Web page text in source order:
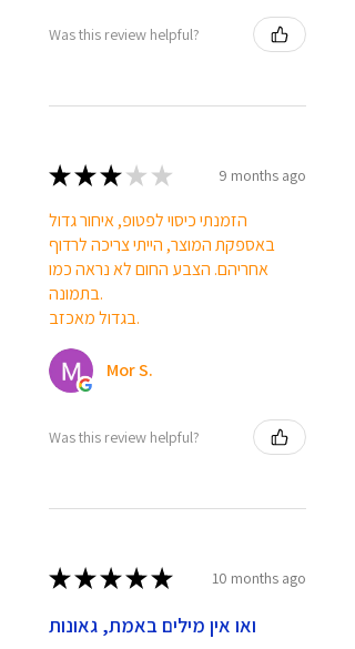
Was this review helpful?
★★★ ★ ★ 9 months ago
הזמנתי כיסוי לפטופ, איחור גדול
באספקת המוצר, הייתי צריכה לרדוף
אחריהם. הצבע החום לא נראה כמו
בתמונה.
בגדול מאכזב.
Mor S.
Was this review helpful?
★★★★★ 10 months ago
ואו אין מילים באמת, גאונות